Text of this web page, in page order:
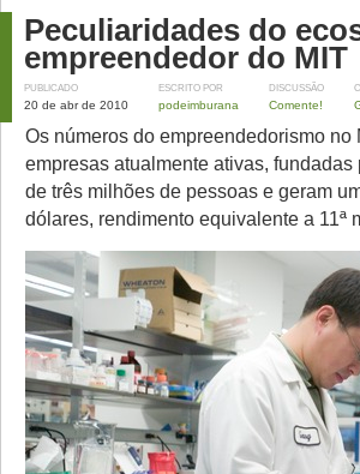
Peculiaridades do
empreendedor do MIT
PUBLICADO
20 de abr de 2010
ESCRITO POR
podeimburana
DISCUSSÃO
Comente!
Os números do empreendedorismo
empresas atualmente ativas,
de três milhões de pessoas e geram
dólares, rendimento equivalente a 11ª